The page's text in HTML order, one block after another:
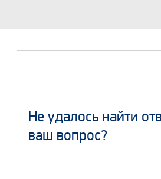
Не удалось найти
ваш вопрос?